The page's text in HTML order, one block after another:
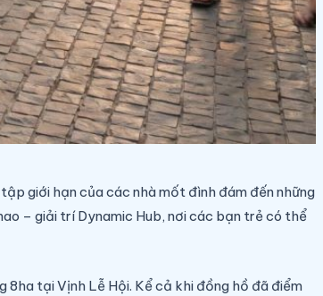
giới hạn của các nhà mốt đình đám đến những
– giải trí Dynamic Hub, nơi các bạn trẻ có thể
8ha tại Vịnh Lễ Hội. Kể cả khi đồng hồ đã điểm